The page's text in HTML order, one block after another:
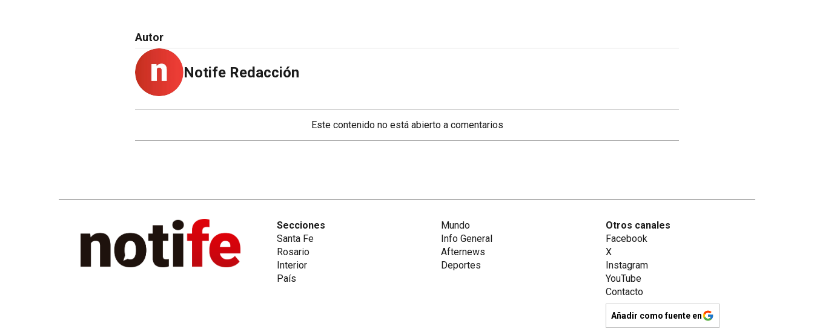
Autor
Notife Redacción
Este contenido no está abierto a comentarios
Secciones
Santa Fe
Rosario
Interior
País
Mundo
Info General
Afternews
Deportes
Otros canales
Facebook
X
Instagram
YouTube
Contacto
Añadir como fuente en